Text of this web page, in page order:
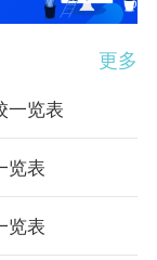
更多
一览表
览表
览表